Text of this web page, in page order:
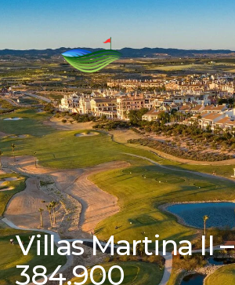
Villas Martina II –
384.900